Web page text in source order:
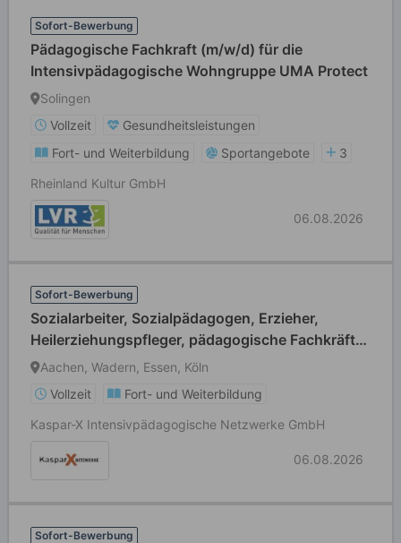
Sofort-Bewerbung
Pädagogische Fachkraft (m/w/d) für die
Intensivpädagogische Wohngruppe UMA Protect
Solingen
Vollzeit
Gesundheitsleistungen
Fort- und Weiterbildung
Sportangebote
3
Rheinland Kultur GmbH
06.08.2026
Sofort-Bewerbung
Sozialarbeiter, Sozialpädagogen, Erzieher,
Heilerziehungspfleger, pädagogische Fachkräfte
(m/w/d)
Aachen, Wadern, Essen, Köln
Vollzeit
Fort- und Weiterbildung
Kaspar-X Intensivpädagogische Netzwerke GmbH
06.08.2026
Sofort-Bewerbung